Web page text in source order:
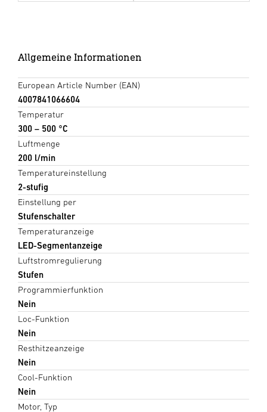
Allgemeine Informationen
European Article Number (EAN)
4007841066604
Temperatur
300 – 500 °C
Luftmenge
200 l/min
Temperatureinstellung
2-stufig
Einstellung per
Stufenschalter
Temperaturanzeige
LED-Segmentanzeige
Luftstromregulierung
Stufen
Programmierfunktion
Nein
Loc-Funktion
Nein
Resthitzeanzeige
Nein
Cool-Funktion
Nein
Motor, Typ